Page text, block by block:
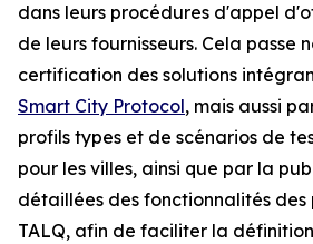
dans leurs procédures d'appel
de leurs fournisseurs. Cela passe
certification des solutions
Smart City Protocol, mais aussi
profils types et de scénarios de
pour les villes, ainsi que par la
détaillées des fonctionnalités
TALQ, afin de faciliter la